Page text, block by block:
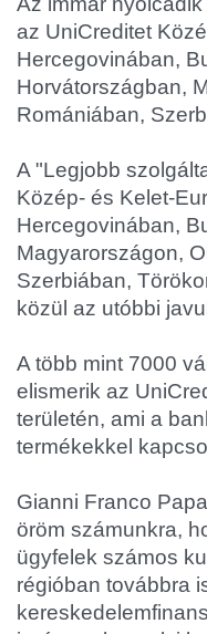
az UniCreditet
Hercegovinában,
Horvátországban,
Romániában,
A "Legjobb
Közép- és Kelet-
Hercegovinában,
Magyarországon,
Szerbiában,
közül az utóbbi
A több mint 7000
elismerik az
területén, ami a
termékekkel
Gianni Franco
öröm számunkra,
ügyfelek számos
régióban továbbra